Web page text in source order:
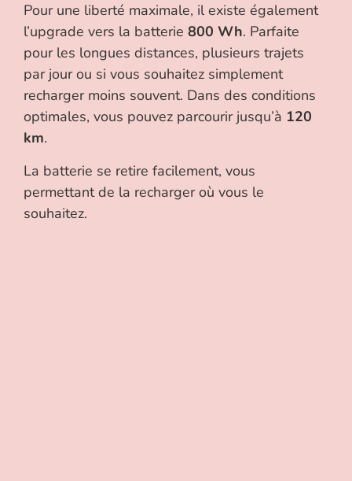
Pour une liberté maximale, il existe également
l’upgrade vers la batterie 800 Wh. Parfaite
pour les longues distances, plusieurs trajets
par jour ou si vous souhaitez simplement
recharger moins souvent. Dans des conditions
optimales, vous pouvez parcourir jusqu’à 120
km.
La batterie se retire facilement, vous
permettant de la recharger où vous le
souhaitez.